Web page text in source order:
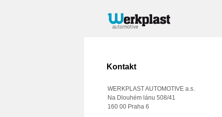
Kontakt
WERKPLAST AUTOMOTIVE a.s.
Na Dlouhém lánu 508/41
160 00 Praha 6